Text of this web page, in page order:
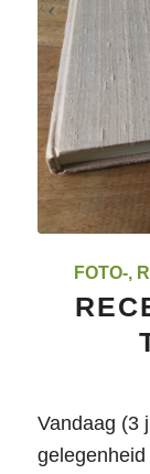
FOTO-,
Vandaag (3